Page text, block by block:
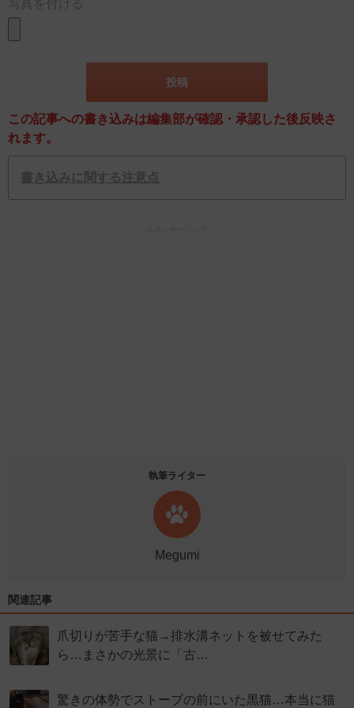
写真を付ける
この記事への書き込みは編集部が確認・承認した後反映さ
れます。
書き込みに関する注意点
執筆ライター
Megumi
関連記事
爪切りが苦手な猫→排水溝ネットを被せてみた
ら…まさかの光景に「古…
驚きの体勢でストーブの前にいた黒猫…本当に猫